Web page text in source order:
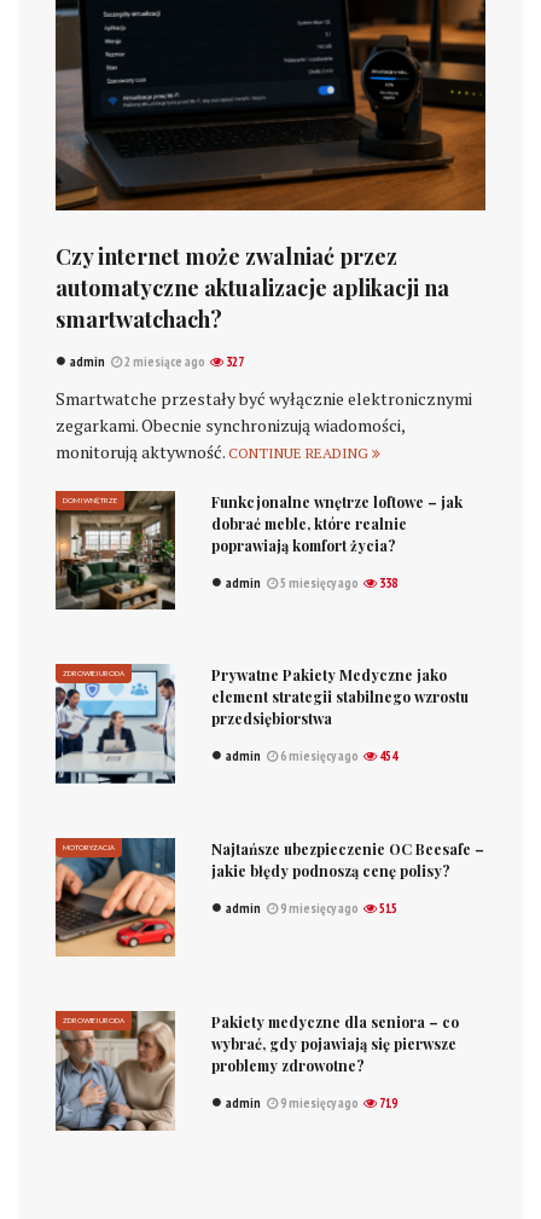
Czy internet może zwalniać przez
automatyczne aktualizacje aplikacji na
smartwatchach?
admin 2 miesiące ago 327
Smartwatche przestały być wyłącznie elektronicznymi
zegarkami. Obecnie synchronizują wiadomości,
monitorują aktywność. CONTINUE READING
DOM I WNĘTRZE
Funkcjonalne wnętrze loftowe – jak
dobrać meble, które realnie
poprawiają komfort życia?
admin 5 miesięcy ago 338
ZDROWIE I URODA
Prywatne Pakiety Medyczne jako
element strategii stabilnego wzrostu
przedsiębiorstwa
admin 6 miesięcy ago 454
MOTORYZACJA
Najtańsze ubezpieczenie OC Beesafe –
jakie błędy podnoszą cenę polisy?
admin 9 miesięcy ago 515
ZDROWIE I URODA
Pakiety medyczne dla seniora – co
wybrać, gdy pojawiają się pierwsze
problemy zdrowotne?
admin 9 miesięcy ago 719